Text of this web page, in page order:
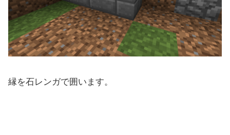
縁を石レンガで囲います。